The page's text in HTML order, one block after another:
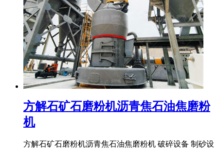
方解石矿石磨粉机沥青焦石油焦磨粉
机
方解石矿石磨粉机沥青焦石油焦磨粉机 破碎设备 制砂设